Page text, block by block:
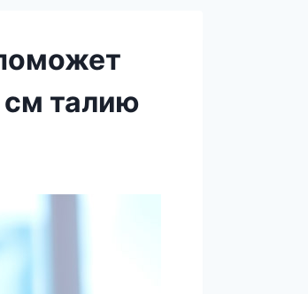
см талию